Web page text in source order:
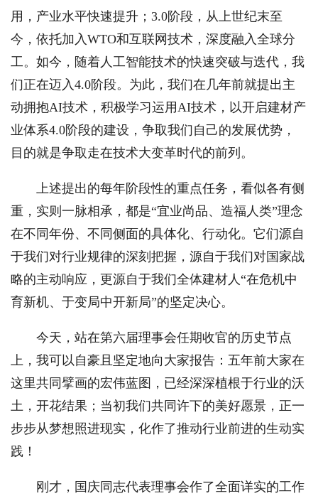
用，产业水平快速提升；3.0阶段，从上世纪末至
今，依托加入WTO和互联网技术，深度融入全球分
工。如今，随着人工智能技术的快速突破与迭代，我
们正在迈入4.0阶段。为此，我们在几年前就提出主
动拥抱AI技术，积极学习运用AI技术，以开启建材产
业体系4.0阶段的建设，争取我们自己的发展优势，
目的就是争取走在技术大变革时代的前列。
上述提出的每年阶段性的重点任务，看似各有侧
重，实则一脉相承，都是“宜业尚品、造福人类”理念
在不同年份、不同侧面的具体化、行动化。它们源自
于我们对行业规律的深刻把握，源自于我们对国家战
略的主动响应，更源自于我们全体建材人“在危机中
育新机、于变局中开新局”的坚定决心。
今天，站在第六届理事会任期收官的历史节点
上，我可以自豪且坚定地向大家报告：五年前大家在
这里共同擘画的宏伟蓝图，已经深深植根于行业的沃
土，开花结果；当初我们共同许下的美好愿景，正一
步步从梦想照进现实，化作了推动行业前进的生动实
践！
刚才，国庆同志代表理事会作了全面详实的工作